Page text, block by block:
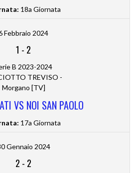
18a Giornata
Febbraio 2024
1 - 2
B 2023-2024
TREVISO -
Morgano [TV]
VS NOI SAN PAOLO
17a Giornata
Gennaio 2024
2 - 2